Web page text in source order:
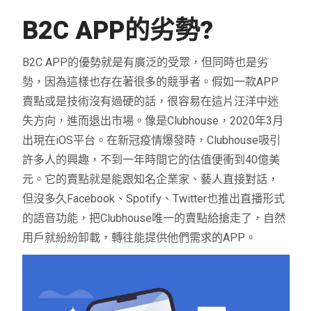
B2C APP的劣勢?
B2C APP的優勢就是有廣泛的受眾，但同時也是劣
勢，因為這樣也存在著很多的競爭者。假如一款APP
賣點或是技術沒有過硬的話，很容易在這片汪洋中迷
失方向，進而退出市場。像是Clubhouse，2020年3月
出現在iOS平台。在新冠疫情爆發時，Clubhouse吸引
許多人的興趣，不到一年時間它的估值便衝到40億美
元。它的賣點就是能跟知名企業家、藝人直接對話，
但沒多久Facebook、Spotify、Twitter也推出直播形式
的語音功能，把Clubhouse唯一的賣點給搶走了，自然
用戶就紛紛卸載，轉往能提供他們需求的APP。